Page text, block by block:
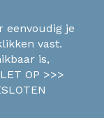
eenvoudig je
vast.
is,
OP >>>